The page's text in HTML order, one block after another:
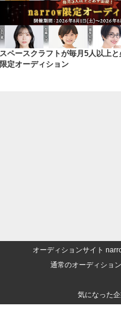
スペースクラフトが毎月5人以上
限定オーディション
オーディションサイト
通常のオーディショ
気になった